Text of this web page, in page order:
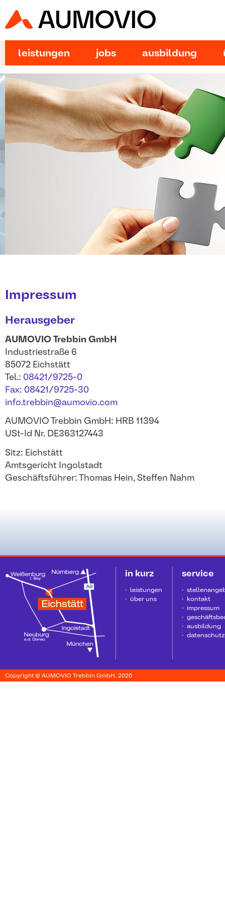
leistungen jobs ausbildung
Impressum
Herausgeber
AUMOVIOTrebbin GmbH
Industriestraße 6
85072 Eichstätt
Tel.: 08421/9725-0
Fax: 08421/9725-30
info.trebbin@aumovio.com
AUMOVIO Trebbin GmbH: HRB 11394
USt-Id Nr. DE363127443
Sitz: Eichstätt
Amtsgericht Ingolstadt
Geschäftsführer: Thomas Hein, Steffen Nahm
in kurz
leistungen
über uns
service
kontakt
impressum
ausbildung
Copyright © AUMOVIO Trebbin GmbH, 2026